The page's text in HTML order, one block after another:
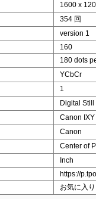
1600 x
354 回
version 1
160
180 dots
YCbCr
1
Digital
Canon IXY
Canon
Center of
Inch
https://
お気に入